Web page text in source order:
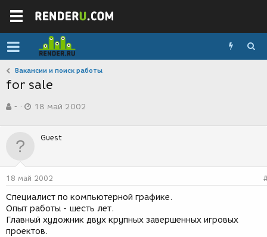
Вакансии и поиск работы
for sale
в
р
м
-
а
д
н
и
я
18 май 2002
Guest
18 май 2002
Специалист по компьютерной графике.
Опыт работы - шесть лет.
Главный художник двух крупных завершенных игровых
проектов.